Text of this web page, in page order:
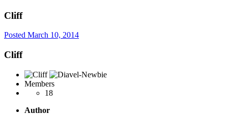
Cliff
Posted March 10, 2014
Cliff
Members
18
Author